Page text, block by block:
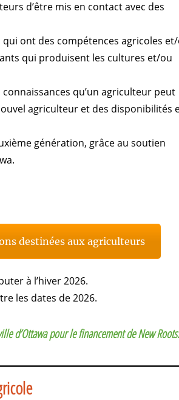
d’être mis en contact avec des
ont des compétences agricoles
qui produisent les cultures et/ou
qu’un agriculteur peut
agriculteur et des disponibilités
génération, grâce au soutien
destinées aux agriculteurs
à l’hiver 2026.
les dates de 2026.
d’Ottawa pour le financement de New